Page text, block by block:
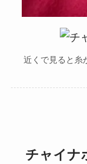
近くで見ると糸
チャイナ